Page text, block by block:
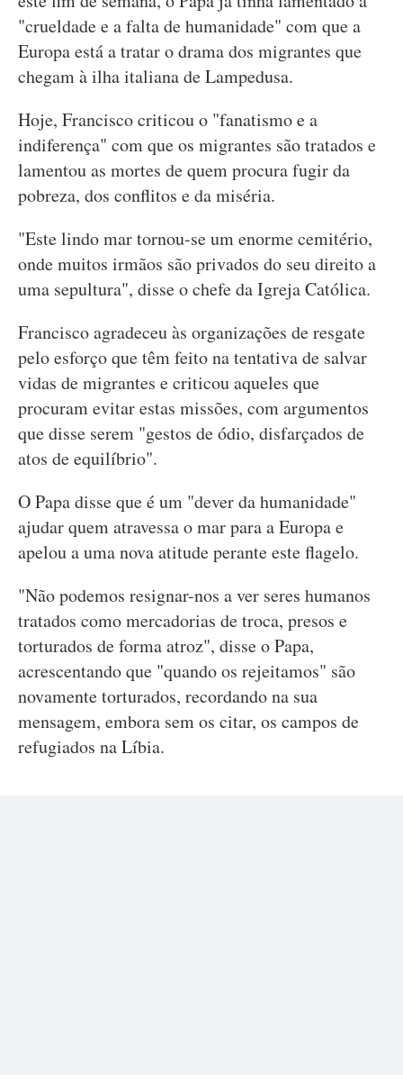
"crueldade e a falta de humanidade" com que a
Europa está a tratar o drama dos migrantes que
chegam à ilha italiana de Lampedusa.
Hoje, Francisco criticou o "fanatismo e a
indiferença" com que os migrantes são tratados e
lamentou as mortes de quem procura fugir da
pobreza, dos conflitos e da miséria.
"Este lindo mar tornou-se um enorme cemitério,
onde muitos irmãos são privados do seu direito a
uma sepultura", disse o chefe da Igreja Católica.
Francisco agradeceu às organizações de resgate
pelo esforço que têm feito na tentativa de salvar
vidas de migrantes e criticou aqueles que
procuram evitar estas missões, com argumentos
que disse serem "gestos de ódio, disfarçados de
atos de equilíbrio".
O Papa disse que é um "dever da humanidade"
ajudar quem atravessa o mar para a Europa e
apelou a uma nova atitude perante este flagelo.
"Não podemos resignar-nos a ver seres humanos
tratados como mercadorias de troca, presos e
torturados de forma atroz", disse o Papa,
acrescentando que "quando os rejeitamos" são
novamente torturados, recordando na sua
mensagem, embora sem os citar, os campos de
refugiados na Líbia.